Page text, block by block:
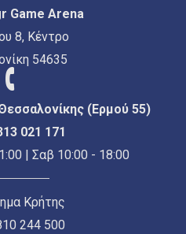
Game Arena
8, Κέντρο
54635
(Ερμού 55)
021 171
| Σαβ 10:00 - 18:00
Κρήτης
244 500